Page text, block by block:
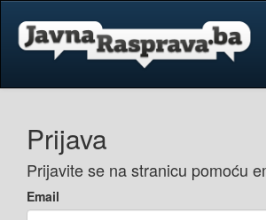
Prijava
Prijavite se na stranicu pomoću
Email